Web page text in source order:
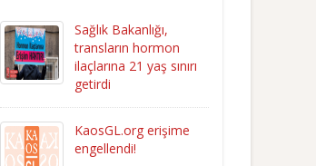
Sağlık Bakanlığı,
transların hormon
ilaçlarına 21 yaş sınırı
getirdi
KaosGL.org erişime
engellendi!